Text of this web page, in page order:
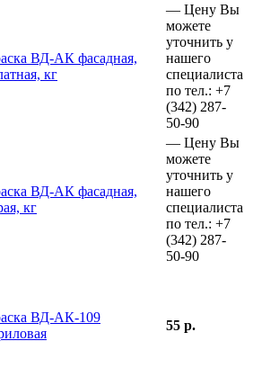
ВД-АК фасадная,
кг
— Цену Вы
можете
уточнить у
нашего
специалиста
по тел.: +7
(342) 287-
50-90
ВД-АК фасадная,
кг
— Цену Вы
можете
уточнить у
нашего
специалиста
по тел.: +7
(342) 287-
50-90
ВД-АК-109
55 р.